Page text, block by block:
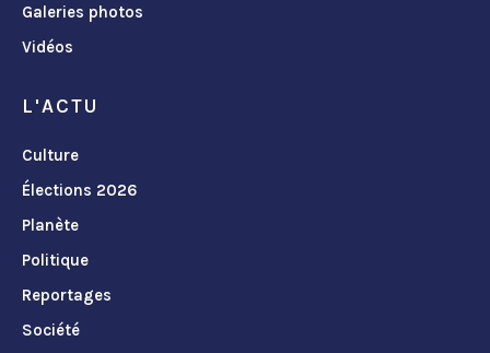
Galeries photos
Vidéos
L'ACTU
Culture
Élections 2026
Planète
Politique
Reportages
Société